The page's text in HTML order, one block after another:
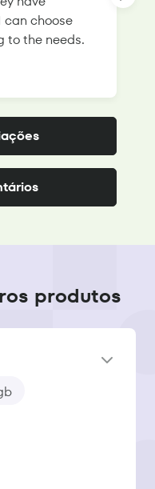
choose
to the needs.
produtos